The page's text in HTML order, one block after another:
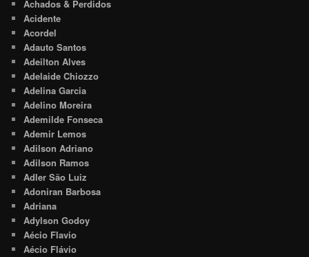
Achados & Perdidos
Acidente
Acordel
Adauto Santos
Adeilton Alves
Adelaide Chiozzo
Adelina Garcia
Adelino Moreira
Ademilde Fonseca
Ademir Lemos
Adilson Adriano
Adilson Ramos
Adler São Luiz
Adoniran Barbosa
Adriana
Adylson Godoy
Aécio Flavio
Aécio Flávio